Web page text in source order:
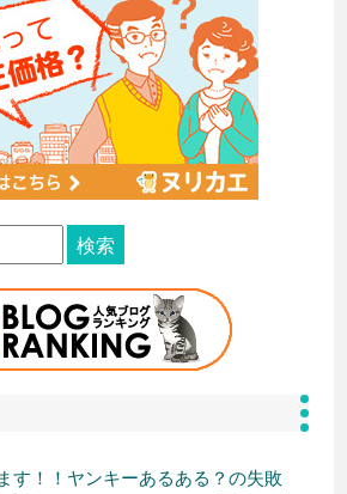
す！！ヤンキーあるある？の失敗